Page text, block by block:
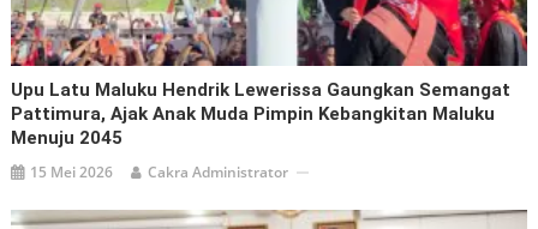
Upu Latu Maluku Hendrik Lewerissa Gaungkan Semangat
Pattimura, Ajak Anak Muda Pimpin Kebangkitan Maluku
Menuju 2045
15 Mei 2026 Cakra Administrator